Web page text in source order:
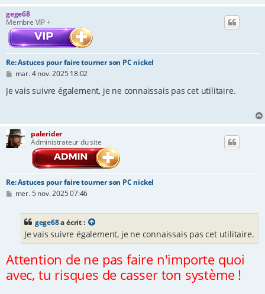
gege68
Membre VIP +
Re: Astuces pour faire tourner son PC nickel
M
s
e
mar. 4 nov. 2025 18:02
Je vais suivre également, je ne connaissais pas cet utilitaire.
palerider
Administrateur du site
Re: Astuces pour faire tourner son PC nickel
M
mer. 5 nov. 2025 07:46
gege68a écrit :
Je vais suivre également, je ne connaissais pas cet utilitaire.
Attention de ne pas faire n'importe quoi
avec, tu risques de casser ton système !